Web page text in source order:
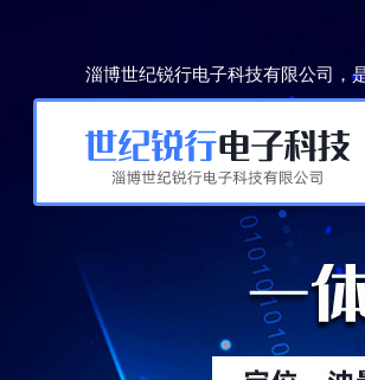
淄博世纪锐行电子科技有限公司，